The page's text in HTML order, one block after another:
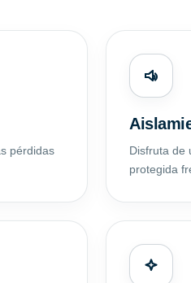
pérdidas
Disfruta de
protegida